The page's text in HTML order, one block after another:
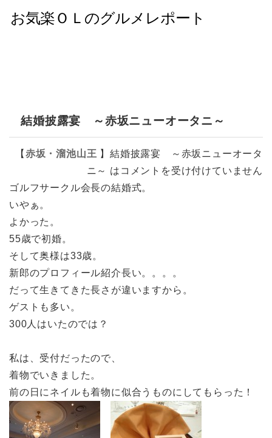
結婚披露宴 ～赤坂ニューオータニ～
【 赤坂・溜池山王 】 結婚披露宴 ～赤坂ニューオータ
ニ～ は コメントを受け付けていません
ゴルフサークル会長の結婚式。
いやぁ。
よかった。
55歳で初婚。
そして奥様は33歳。
新郎のプロフィール紹介長い。。。。
だって生きてきた長さが違いますから。
ゲストも多い。
300人はいたのでは？
私は、受付だったので、
着物でいきました。
前の日にネイルも着物に似合うものにしてもらった！